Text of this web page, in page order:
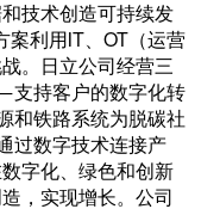
技术创造可持续发
案利用IT、OT（运营
。日立公司经营三
支持客户的数字化转
和铁路系统为脱碳社
过数字技术连接产
字化、绿色和创新
，实现增长。公司